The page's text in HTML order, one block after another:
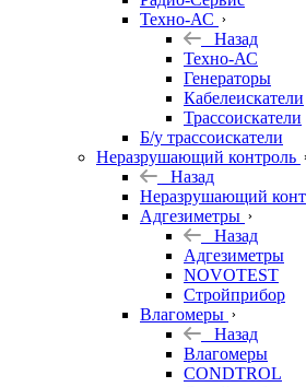
Техно-АС
Назад
Техно-АС
Генераторы
Кабелеискатели
Трассоискатели
Б/у трассоискатели
Неразрушающий контроль
Назад
Неразрушающий
Адгезиметры
Назад
Адгезиметры
NOVOTEST
Стройприбор
Влагомеры
Назад
Влагомеры
CONDTROL